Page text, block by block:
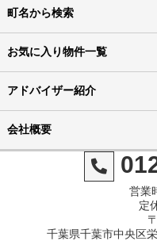
町名から検索
お気に入り物件一覧
アドバイザー紹介
会社概要
営業
定
千葉県千葉市中央区